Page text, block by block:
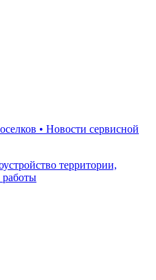
• Новости сервисной
территории,
работы